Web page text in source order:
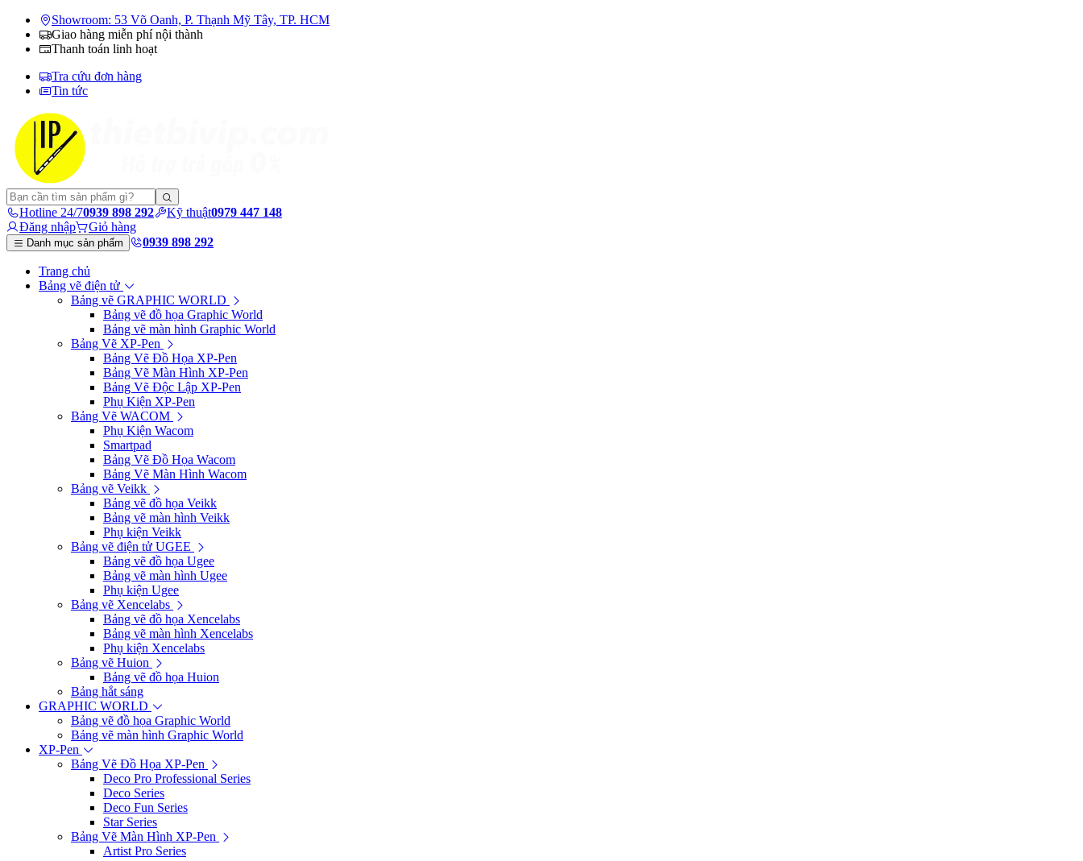
Showroom: 53 Võ Oanh, P. Thạnh Mỹ Tây, TP. HCM
Giao hàng miễn phí nội thành
Thanh toán linh hoạt
Tra cứu đơn hàng
Tin tức
Hotline 24/70939 898 292 Kỹ thuật0979 447 148
Đăng nhập
Giỏ hàng
Danh mục sản phẩm 0939 898 292
Trang chủ
Bảng vẽ điện tử
Bảng vẽ GRAPHIC WORLD
Bảng vẽ đồ họa Graphic World
Bảng vẽ màn hình Graphic World
Bảng Vẽ XP-Pen
Bảng Vẽ Đồ Họa XP-Pen
Bảng Vẽ Màn Hình XP-Pen
Bảng Vẽ Độc Lập XP-Pen
Phụ Kiện XP-Pen
Bảng Vẽ WACOM
Phụ Kiện Wacom
Smartpad
Bảng Vẽ Đồ Họa Wacom
Bảng Vẽ Màn Hình Wacom
Bảng vẽ Veikk
Bảng vẽ đồ họa Veikk
Bảng vẽ màn hình Veikk
Phụ kiện Veikk
Bảng vẽ điện tử UGEE
Bảng vẽ đồ họa Ugee
Bảng vẽ màn hình Ugee
Phụ kiện Ugee
Bảng vẽ Xencelabs
Bảng vẽ đồ họa Xencelabs
Bảng vẽ màn hình Xencelabs
Phụ kiện Xencelabs
Bảng vẽ Huion
Bảng vẽ đồ họa Huion
Bảng hắt sáng
GRAPHIC WORLD
Bảng vẽ đồ họa Graphic World
Bảng vẽ màn hình Graphic World
XP-Pen
Bảng Vẽ Đồ Họa XP-Pen
Deco Pro Professional Series
Deco Series
Deco Fun Series
Star Series
Bảng Vẽ Màn Hình XP-Pen
Artist Pro Series